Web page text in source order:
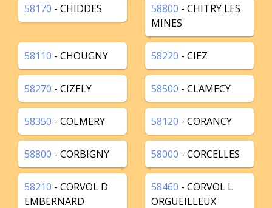
58170 - CHIDDES 58800 - CHITRY LES
MINES
58110 - CHOUGNY 58220 - CIEZ
58270 - CIZELY 58500 - CLAMECY
58350 - COLMERY 58120 - CORANCY
58800 - CORBIGNY 58000 - CORCELLES
58210 - CORVOL D
EMBERNARD
58460 - CORVOL L
ORGUEILLEUX